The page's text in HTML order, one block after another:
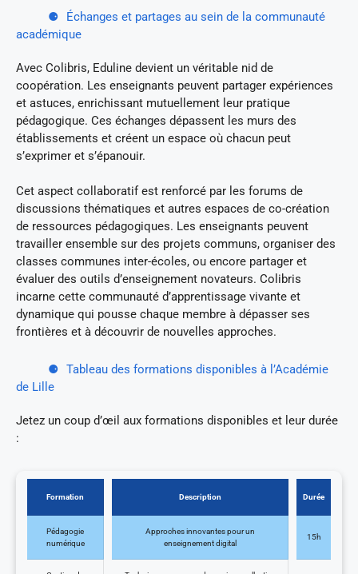
Échanges et partages au sein de la communauté
académique
Avec Colibris, Eduline devient un véritable nid de
coopération. Les enseignants peuvent partager expériences
et astuces, enrichissant mutuellement leur pratique
pédagogique. Ces échanges dépassent les murs des
établissements et créent un espace où chacun peut
s’exprimer et s’épanouir.
Cet aspect collaboratif est renforcé par les forums de
discussions thématiques et autres espaces de co-création
de ressources pédagogiques. Les enseignants peuvent
travailler ensemble sur des projets communs, organiser des
classes communes inter-écoles, ou encore partager et
évaluer des outils d’enseignement novateurs. Colibris
incarne cette communauté d’apprentissage vivante et
dynamique qui pousse chaque membre à dépasser ses
frontières et à découvrir de nouvelles approches.
Tableau des formations disponibles à l’Académie
de Lille
Jetez un coup d’œil aux formations disponibles et leur durée
:
Formation Description Durée
Pédagogie
numérique
Approches innovantes pour un
enseignement digital
15h